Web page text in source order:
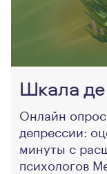
Шкала
Онлайн
депрессии:
минуты с
психологов